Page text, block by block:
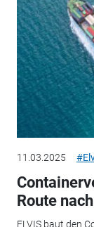
11.03.2025
Route
ELVIS baut den